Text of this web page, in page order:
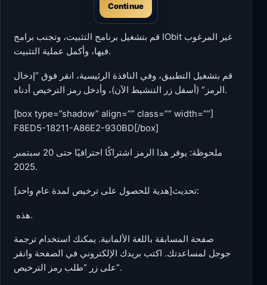
Continue
قم بتشغيل برنامج التثبيت، وتجنب برامج IObit غير المرغوب
فيها، وأكمل عملية التثبيت.
قم بتشغيل التطبيق، وفي النافذة الرئيسية، انقر فوق “إدخال
الرمز” (أسفل زر التنشيط الآن)، وأدخل رمز الترخيص أدناه.
[box type=”shadow” align=”” class=”” width=””]
F8ED5-18211-A86E2-930BD[/box]
ملحوظة: يوفر هذا الرمز اشتراكًا احترافيًا حتى 20 سبتمبر
2025.
تحديث[هدية للحصول على ترخيص لمدة عام واحد]:
هذه.
صفحة المسابقة باللغة الألمانية. يمكنك استخدام ترجمة
جوجل لمساعدتك. اكتب بريدك الإلكتروني في الصفحة وانقر
على زر “طلب رمز الترخيص”.